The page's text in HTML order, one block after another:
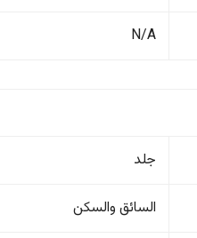
N/A
جلد
السائق والسکن